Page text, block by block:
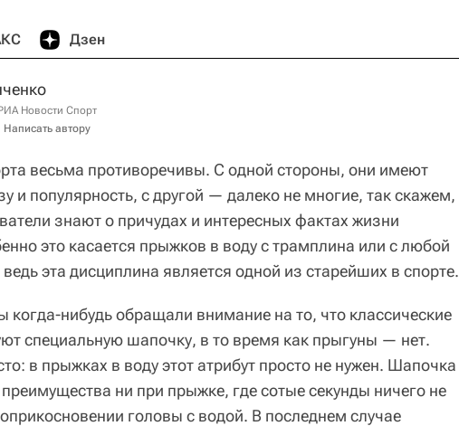
Дзен
Новости Спорт
Написать автору
весьма противоречивы. С одной стороны, они имеют
и популярность, с другой — далеко не многие, так скажем,
знают о причудах и интересных фактах жизни
это касается прыжков в воду с трамплина или с любой
эта дисциплина является одной из старейших в спорте.
когда-нибудь обращали внимание на то, что классические
специальную шапочку, в то время как прыгуны — нет.
в прыжках в воду этот атрибут просто не нужен. Шапочка
преимущества ни при прыжке, где сотые секунды ничего не
головы с водой. В последнем случае